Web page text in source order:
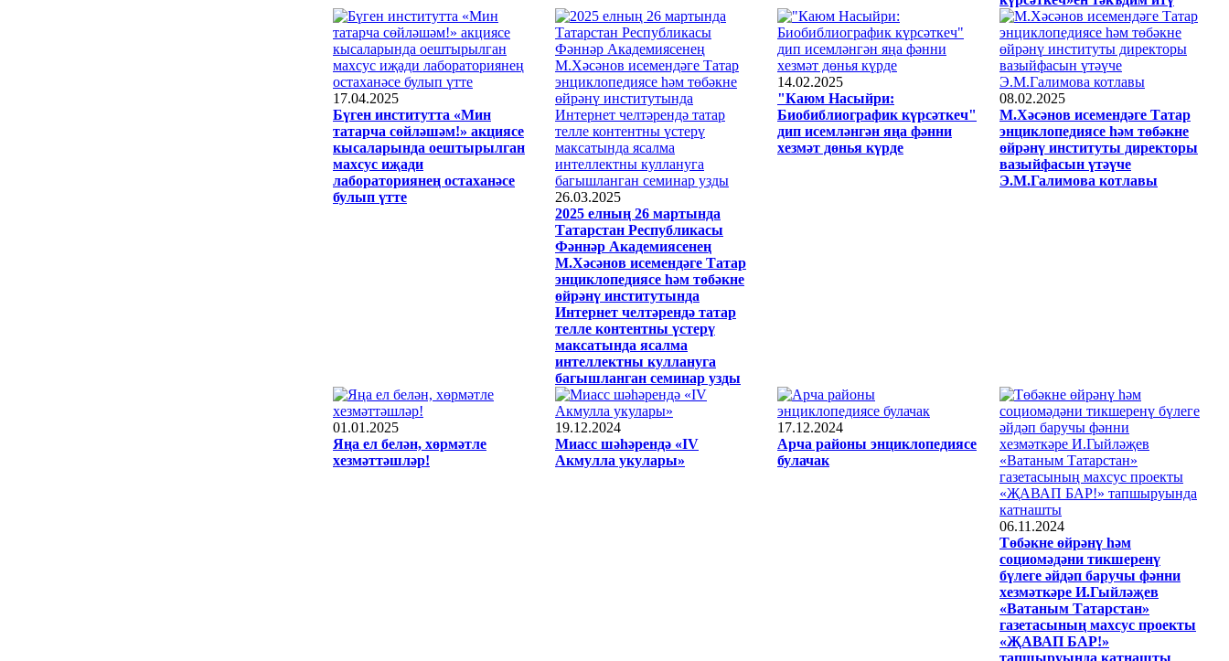
17.04.2025
Бүген институтта «Мин
татарча сөйләшәм!» акциясе
кысаларында оештырылган
махсус иҗади
лабораториянең остаханәсе
булып үтте
26.03.2025
2025 елның 26 мартында
Татарстан Республикасы
Фәннәр Академиясенең
М.Хәсәнов исемендәге Татар
энциклопедиясе һәм төбәкне
өйрәнү институтында
Интернет челтәрендә татар
телле контентны үстерү
максатында ясалма
интеллектны куллануга
багышланган семинар узды
14.02.2025
"Каюм Насыйри:
Биобиблиографик күрсәткеч"
дип исемләнгән яңа фәнни
хезмәт дөнья күрде
08.02.2025
М.Хәсәнов исемендәге Татар
энциклопедиясе һәм төбәкне
өйрәнү институты директоры
вазыйфасын үтәүче
Э.М.Галимова котлавы
01.01.2025
Яңа ел белән, хөрмәтле
хезмәттәшләр!
19.12.2024
Миасс шәһәрендә «IV
Акмулла укулары»
17.12.2024
Арча районы энциклопедиясе
булачак
06.11.2024
Төбәкне өйрәнү һәм
социомәдәни тикшеренү
бүлеге әйдәп баручы фәнни
хезмәткәре И.Гыйләҗев
«Ватаным Татарстан»
газетасының махсус проекты
«ҖАВАП БАР!»
тапшыруында катнашты